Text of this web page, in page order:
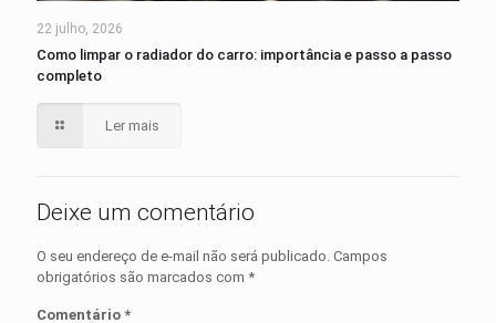
22 julho, 2026
Como limpar o radiador do carro: importância e passo a passo
completo
Ler mais
Deixe um comentário
O seu endereço de e-mail não será publicado. Campos
obrigatórios são marcados com *
Comentário *